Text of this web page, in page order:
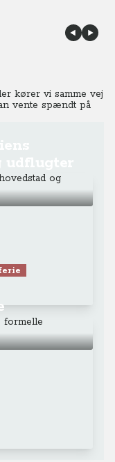
kører vi samme vej
vente spændt på